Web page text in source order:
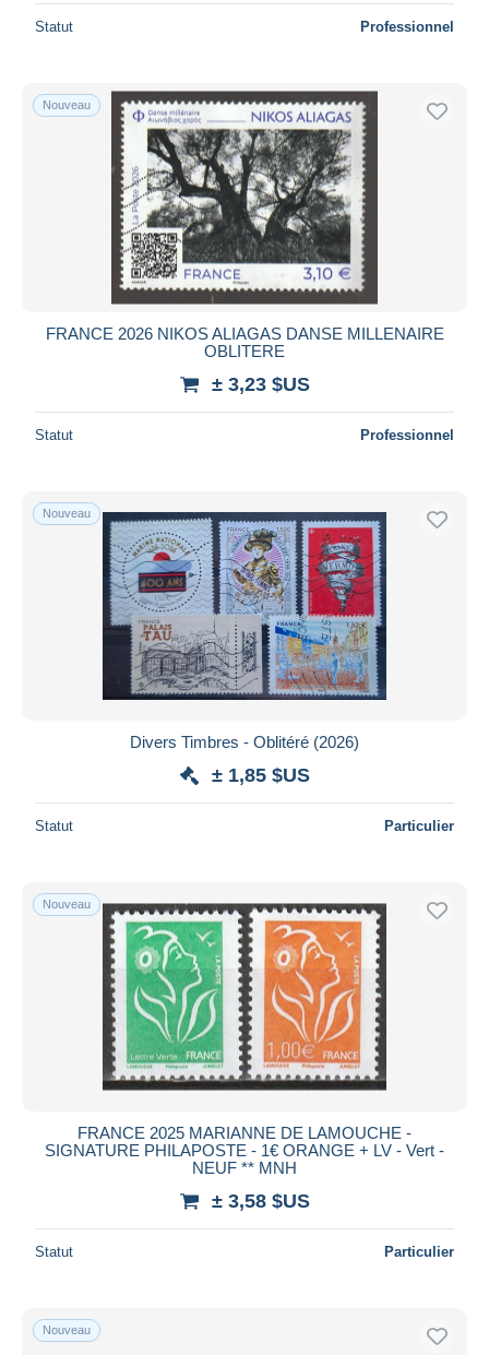
Statut Professionnel
Nouveau
FRANCE 2026 NIKOS ALIAGAS DANSE MILLENAIRE
OBLITERE
± 3,23 $US
Statut Professionnel
Nouveau
Divers Timbres - Oblitéré (2026)
± 1,85 $US
Statut Particulier
Nouveau
FRANCE 2025 MARIANNE DE LAMOUCHE -
SIGNATURE PHILAPOSTE - 1€ ORANGE + LV - Vert -
NEUF ** MNH
± 3,58 $US
Statut Particulier
Nouveau